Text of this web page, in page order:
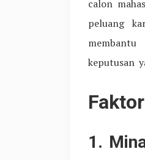
calon
peluang
keputusan
1.